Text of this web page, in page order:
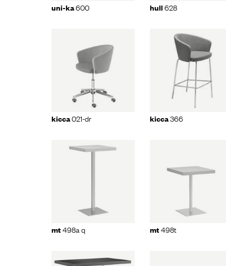
uni-ka600 hull628
kicca021-dr
kicca
kicca366
pillow
mt498a q mt498t
mt